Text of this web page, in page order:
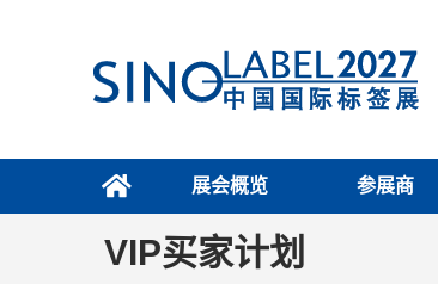
展会概览 参展商
VIP买家计划